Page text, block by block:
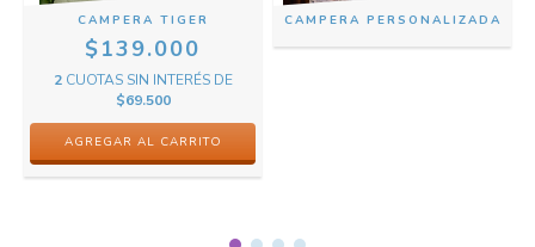
CAMPERA TIGER
$139.000
2 CUOTAS SIN INTERÉS DE
$69.500
CAMPERA PERSONALIZADA